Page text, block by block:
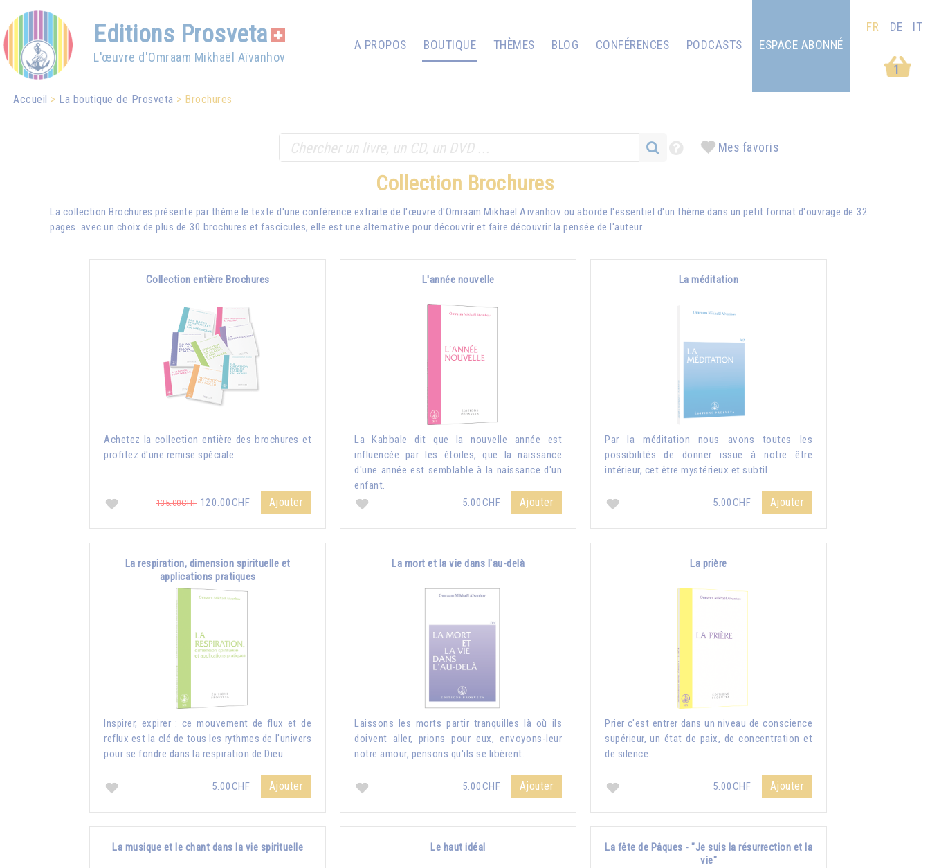
Editions Prosveta
L'œuvre d'Omraam Mikhaël Aïvanhov
A PROPOS BOUTIQUE THÈMES BLOG CONFÉRENCES
PODCASTS
1
ESPACE ABONNÉ
FR DE IT
Accueil La boutique de Prosveta Brochures
Mes favoris
Collection Brochures
La collection Brochures présente par thème le texte d'une conférence extraite de l'œuvre d'Omraam Mikhaël Aïvanhov ou aborde l'essentiel d'un thème dans un petit format d'ouvrage de 32
pages. avec un choix de plus de 30 brochures et fascicules, elle est une alternative pour découvrir et faire découvrir la pensée de l'auteur.
Collection entière Brochures
Achetez la collection entière des brochures et
profitez d'une remise spéciale
135.00CHF 120.00CHF Ajouter
L'année nouvelle
La Kabbale dit que la nouvelle année est
influencée par les étoiles, que la naissance
d'une année est semblable à la naissance d'un
enfant.
5.00CHF
Ajouter
La méditation
Par la méditation nous avons toutes les
possibilités de donner issue à notre être
intérieur, cet être mystérieux et subtil.
5.00CHF Ajouter
La respiration, dimension spirituelle et
applications pratiques
Inspirer, expirer : ce mouvement de flux et de
reflux est la clé de tous les rythmes de l'univers
pour se fondre dans la respiration de Dieu
5.00CHF Ajouter
La mort et la vie dans l'au-delà
Laissons les morts partir tranquilles là où ils
doivent aller, prions pour eux, envoyons-leur
notre amour, pensons qu'ils se libèrent.
5.00CHF Ajouter
La prière
Prier c'est entrer dans un niveau de conscience
supérieur, un état de paix, de concentration et
de silence.
5.00CHF Ajouter
La musique et le chant dans la vie spirituelle Le haut idéal
La fête de Pâques - "Je suis la résurrection et la
vie"